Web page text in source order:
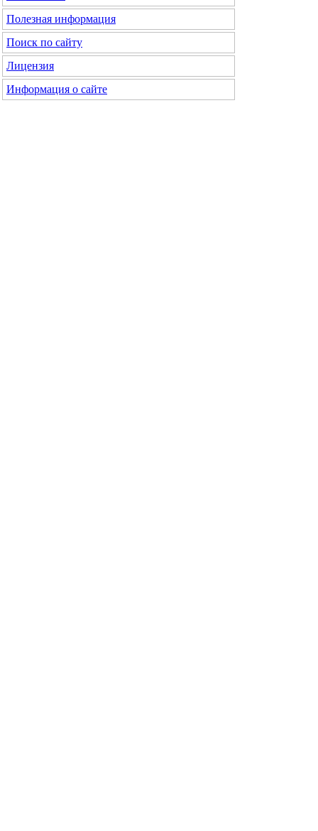
Полезная информация
Поиск по сайту
Лицензия
Информация о сайте